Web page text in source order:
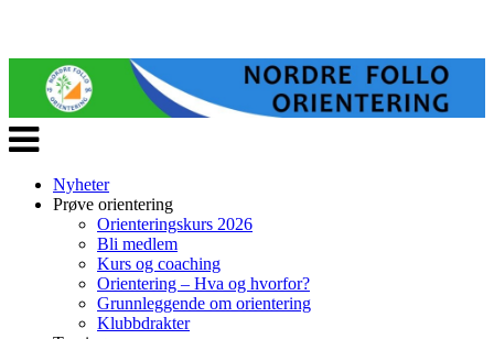
Veksle
navigasjon
Nyheter
Prøve orientering
Orienteringskurs 2026
Bli medlem
Kurs og coaching
Orientering – Hva og hvorfor?
Grunnleggende om orientering
Klubbdrakter